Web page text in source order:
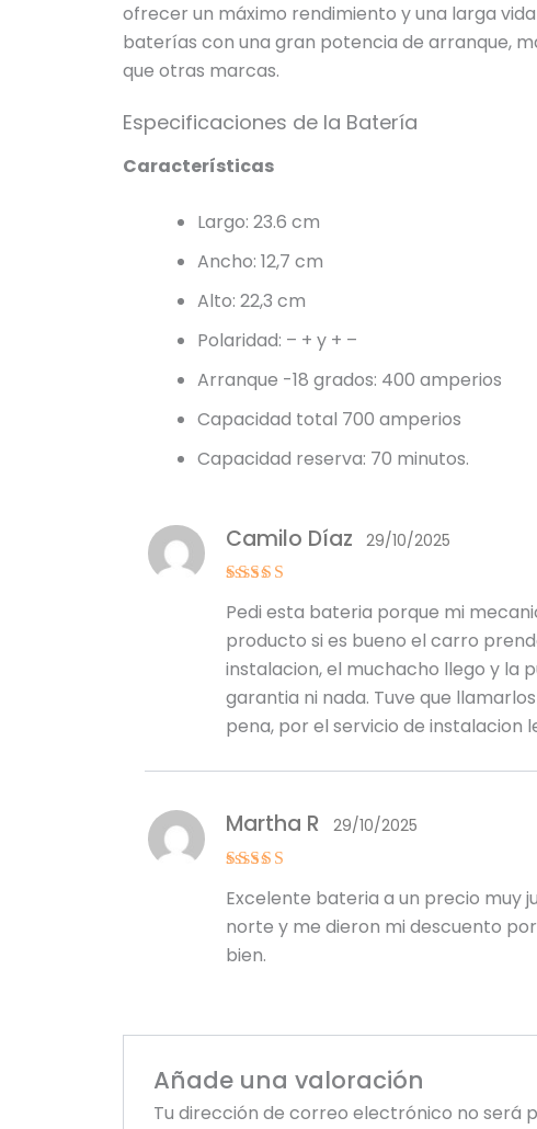
ofrecer un máximo rendimiento y una larga
baterías con una gran potencia de arranque,
que otras marcas.
Especificaciones de la Batería
Características
Largo: 23.6 cm
Ancho: 12,7 cm
Alto: 22,3 cm
Polaridad: – + y + –
Arranque -18 grados: 400 amperios
Capacidad total 700 amperios
Capacidad reserva: 70 minutos.
do con
3de 5
Camilo Díaz 29/10/2025
Pedi esta bateria porque mi
producto si es bueno el carro
instalacion, el muchacho llego y la
garantia ni nada. Tuve que
pena, por el servicio de instalacion
con5de 5
Martha R 29/10/2025
Excelente bateria a un precio muy
norte y me dieron mi descuento
bien.
Añade una valoración
Tu dirección de correo electrónico no será